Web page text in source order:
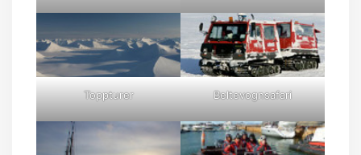
Toppturer Beltevognsafari